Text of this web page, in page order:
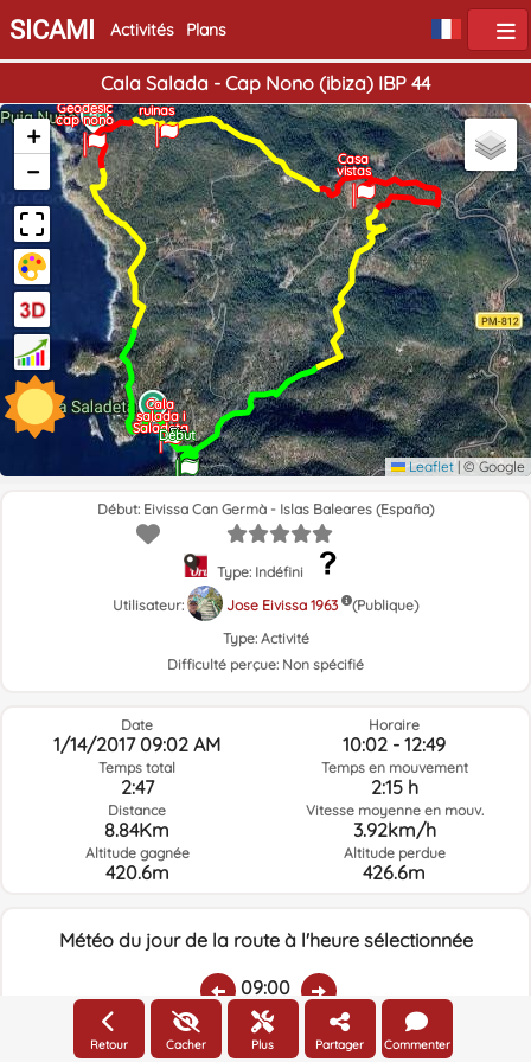
SICAMI Activités Plans
Cala Salada - Cap Nono (ibiza) IBP 44
Début
Fin
Cala
salada i
Saladeta
Geodesic
cap nono
ruinas
Casa
vistas
+
−
Leaflet | © Google
Début: Eivissa Can Germà - Islas Baleares (España)
Type: Indéfini
Utilisateur:
Jose Eivissa 1963
(Publique)
Type: Activité
Difficulté perçue: Non spécifié
Date
1/14/2017 09:02 AM
Temps total
2:47
Distance
8.84Km
Altitude gagnée
420.6m
Horaire
10:02 - 12:49
Temps en mouvement
2:15 h
Vitesse moyenne en mouv.
3.92km/h
Altitude perdue
426.6m
Météo du jour de la route à l'heure sélectionnée
09:00
Température: Pluie:Humidité relative:Vitesse vent: Direction vent:
Retour Cacher Plus Partager Commenter